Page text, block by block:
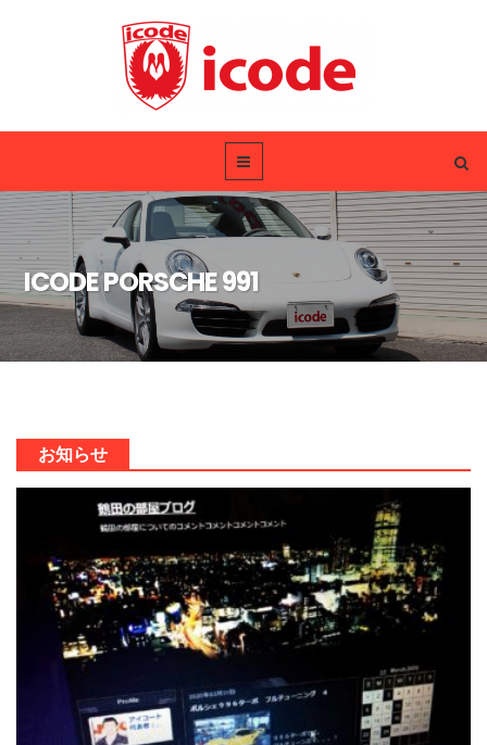
ICODE PORSCHE 991
お知らせ